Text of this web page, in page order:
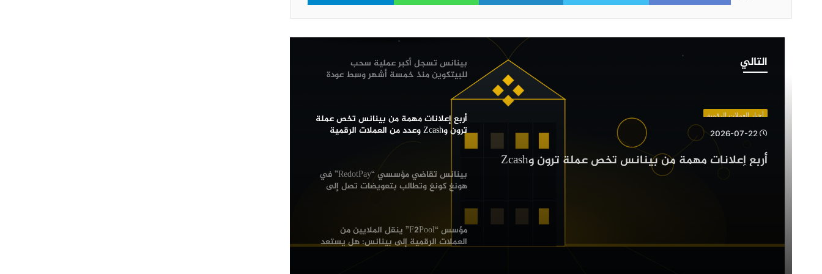
التالي
أخبار العملات الرقمية
2026-07-22
أربع إعلانات مهمة من بينانس تخص عملة ترون وZcash
وعدد من العملات الرقمية البديلة
بينانس تضيف 3 عملات رقمية إلى قائمة
المراقبة تمهيدا لاحتمال شطبها
بينانس تسجل أكبر عملية سحب
للبيتكوين منذ خمسة أشهر وسط عودة
قوية للطلب: التفاصيل
أربع إعلانات مهمة من بينانس تخص عملة
ترون وZcash وعدد من العملات الرقمية
بينانس تقاضي مؤسسي “RedotPay” في
هونغ كونغ وتطالب بتعويضات تصل إلى
مؤسس “F2Pool” ينقل الملايين من
العملات الرقمية إلى بينانس: هل يستعد